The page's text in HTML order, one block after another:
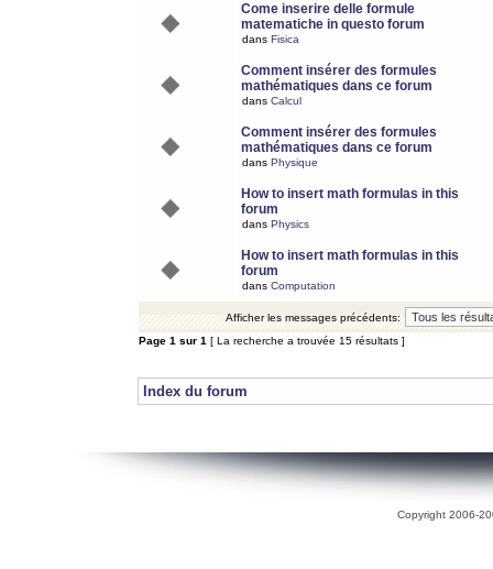
Come inserire delle formule
matematiche in questo forum
dans Fisica
Comment insérer des formules
mathématiques dans ce forum
dans Calcul
Comment insérer des formules
mathématiques dans ce forum
dans Physique
How to insert math formulas in this
forum
dans Physics
How to insert math formulas in this
forum
dans Computation
Afficher les messages précédents:
Page 1 sur 1 [ La recherche a trouvée 15 résultats ]
Index du forum
Copyright 2006-